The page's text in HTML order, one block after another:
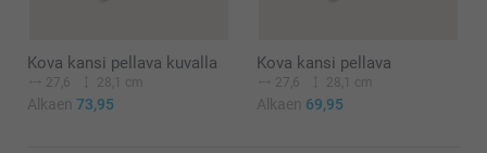
Kova kansi pellava kuvalla
27,6 28,1 cm
Alkaen 73,95
Kova kansi pellava
27,6 28,1 cm
Alkaen 69,95